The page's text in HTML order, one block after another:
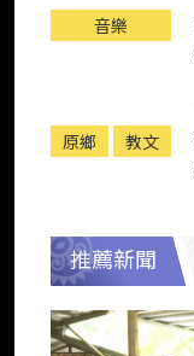
音樂
原鄉 教文
推薦新聞